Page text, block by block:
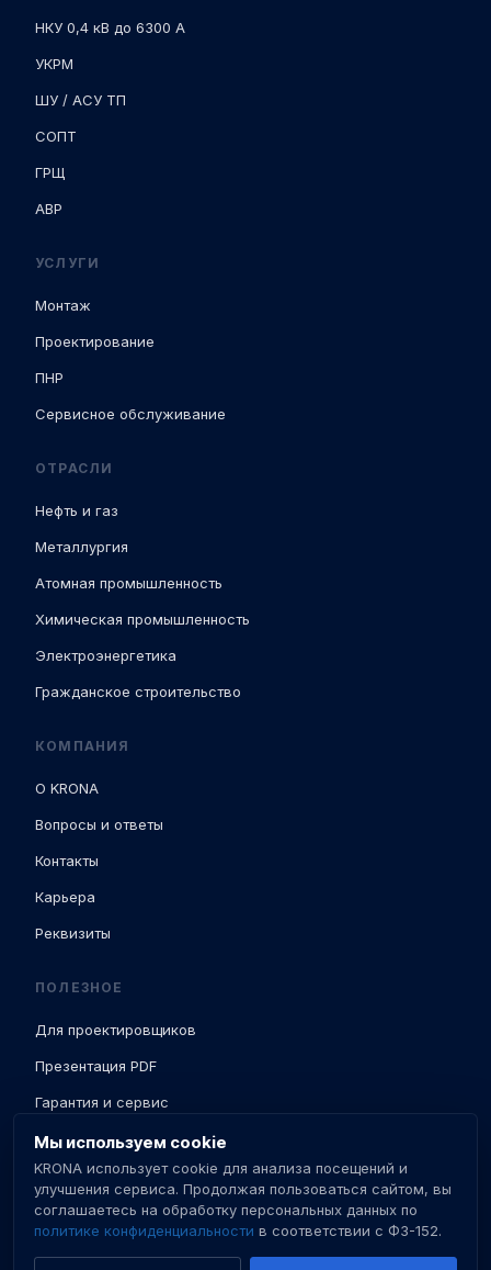
НКУ 0,4 кВ до 6300 А
УКРМ
ШУ / АСУ ТП
СОПТ
ГРЩ
АВР
УСЛУГИ
Монтаж
Проектирование
ПНР
Сервисное обслуживание
ОТРАСЛИ
Нефть и газ
Металлургия
Атомная промышленность
Химическая промышленность
Электроэнергетика
Гражданское строительство
КОМПАНИЯ
О KRONA
Вопросы и ответы
Контакты
Карьера
Реквизиты
ПОЛЕЗНОЕ
Для проектировщиков
Презентация PDF
Гарантия и сервис
Доставка и ПНР
База знаний
Сертификаты
Мы используем cookie
KRONA использует cookie для анализа посещений и
улучшения сервиса. Продолжая пользоваться сайтом, вы
соглашаетесь на обработку персональных данных по
политике конфиденциальности в соответствии с ФЗ-152.